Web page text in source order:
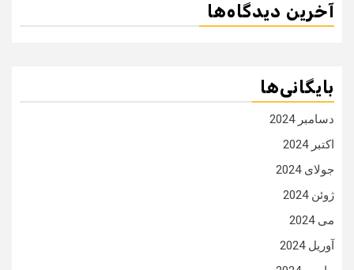
آخرین دیدگاه‌ها
بایگانی‌ها
دسامبر 2024
اکتبر 2024
جولای 2024
ژوئن 2024
می 2024
آوریل 2024